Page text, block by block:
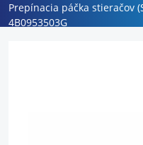
Prepínacia páčka stieračov
4B0953503G